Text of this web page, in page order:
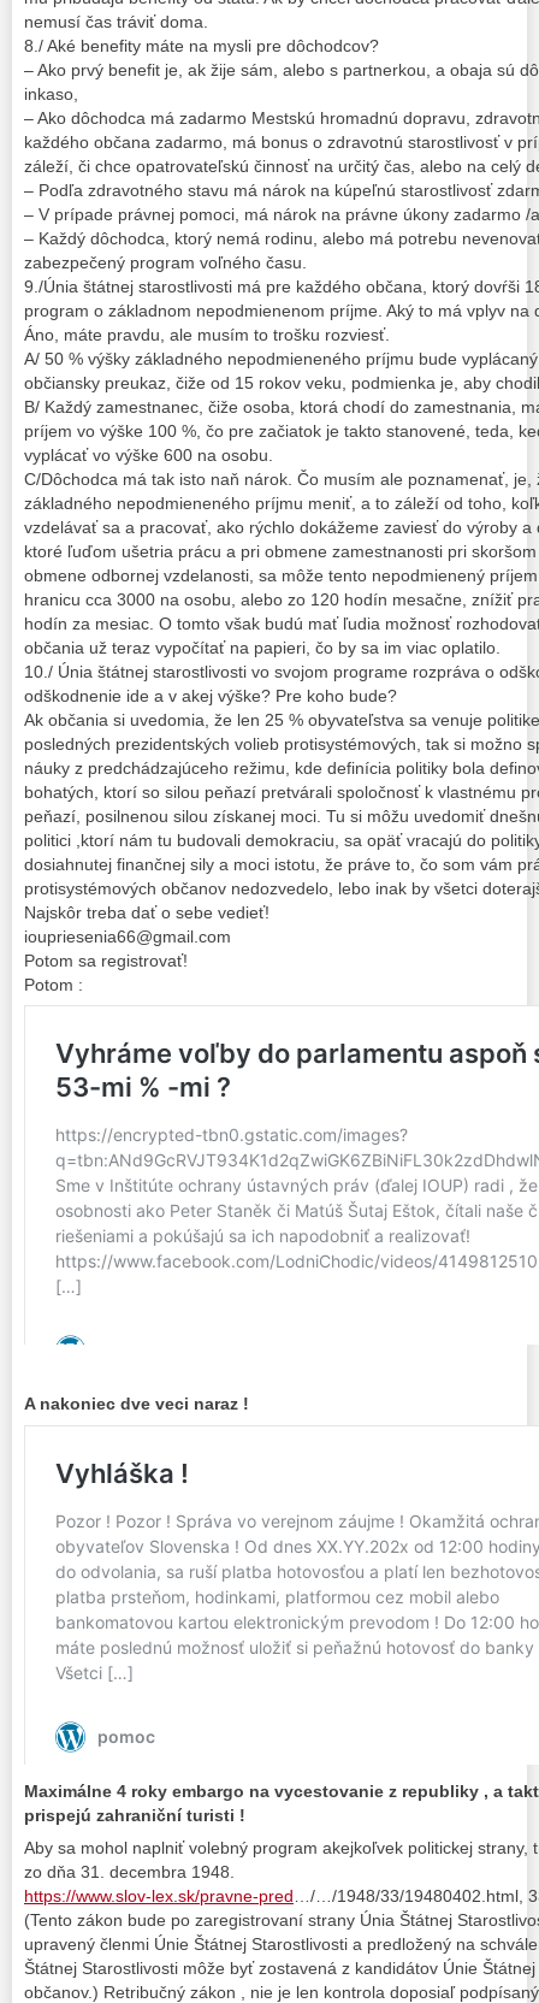
nemusí čas tráviť doma.
8./ Aké benefity máte na mysli pre dôchodcov?
– Ako prvý benefit je, ak žije sám, alebo s partnerkou, a obaja sú
inkaso,
– Ako dôchodca má zadarmo Mestskú hromadnú dopravu,
každého občana zadarmo, má bonus o zdravotnú starostlivosť v
záleží, či chce opatrovateľskú činnosť na určitý čas, alebo na celý
– Podľa zdravotného stavu má nárok na kúpeľnú starostlivosť
– V prípade právnej pomoci, má nárok na právne úkony zadarmo /
– Každý dôchodca, ktorý nemá rodinu, alebo má potrebu
zabezpečený program voľného času.
9./Únia štátnej starostlivosti má pre každého občana, ktorý dovŕši
program o základnom nepodmienenom príjme. Aký to má vplyv na
Áno, máte pravdu, ale musím to trošku rozviesť.
A/ 50 % výšky základného nepodmieneného príjmu bude
občiansky preukaz, čiže od 15 rokov veku, podmienka je, aby
B/ Každý zamestnanec, čiže osoba, ktorá chodí do zamestnania,
príjem vo výške 100 %, čo pre začiatok je takto stanovené, teda,
vyplácať vo výške 600 na osobu.
C/Dôchodca má tak isto naň nárok. Čo musím ale poznamenať, je,
základného nepodmieneného príjmu meniť, a to záleží od toho,
vzdelávať sa a pracovať, ako rýchlo dokážeme zaviesť do výroby
ktoré ľuďom ušetria prácu a pri obmene zamestnanosti pri
obmene odbornej vzdelanosti, sa môže tento nepodmienený
hranicu cca 3000 na osobu, alebo zo 120 hodín mesačne, znížiť
hodín za mesiac. O tomto však budú mať ľudia možnosť
občania už teraz vypočítať na papieri, čo by sa im viac oplatilo.
10./ Únia štátnej starostlivosti vo svojom programe rozpráva o
odškodnenie ide a v akej výške? Pre koho bude?
Ak občania si uvedomia, že len 25 % obyvateľstva sa venuje
posledných prezidentských volieb protisystémových, tak si možno
náuky z predchádzajúceho režimu, kde definícia politiky bola
bohatých, ktorí so silou peňazí pretvárali spoločnosť k vlastnému
peňazí, posilnenou silou získanej moci. Tu si môžu uvedomiť
politici ,ktorí nám tu budovali demokraciu, sa opäť vracajú do
dosiahnutej finančnej sily a moci istotu, že práve to, čo som vám
protisystémových občanov nedozvedelo, lebo inak by všetci
Najskôr treba dať o sebe vedieť!
ioupriesenia66@gmail.com
Potom sa registrovať!
Potom :
A nakoniec dve veci naraz !
Maximálne 4 roky embargo na vycestovanie z republiky , a
prispejú zahraniční turisti !
Aby sa mohol naplniť volebný program akejkoľvek politickej strany,
zo dňa 31. decembra 1948.
https://www.slov-lex.sk/pravne-pred …/…/1948/33/19480402.html,
(Tento zákon bude po zaregistrovaní strany Únia Štátnej
upravený členmi Únie Štátnej Starostlivosti a predložený na
Štátnej Starostlivosti môže byť zostavená z kandidátov Únie
občanov.) Retribučný zákon , nie je len kontrola doposiaľ